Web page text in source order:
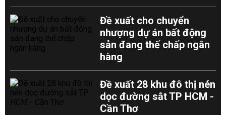
Đề xuất cho chuyển
nhượng dự án bất động
sản đang thế chấp ngân
hàng
Đề xuất 28 khu đô thị nén
dọc đường sắt TP HCM -
Cần Thơ